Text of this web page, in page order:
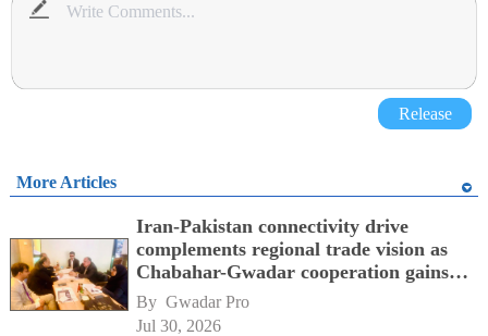
Release
More Articles
Iran-Pakistan connectivity drive
complements regional trade vision as
Chabahar-Gwadar cooperation gains
momentum alongside China's BRI
network
By Gwadar Pro
Jul 30, 2026